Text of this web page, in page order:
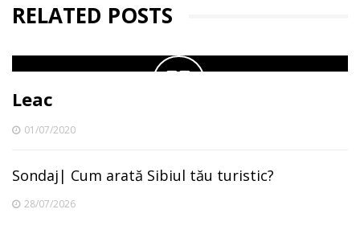
RELATED POSTS
Leac
01/07/2020
Sondaj| Cum arată Sibiul tău turistic?
28/07/2026